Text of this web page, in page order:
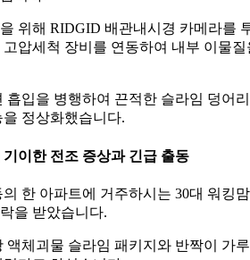
위해 RIDGID 배관내시경 카메라를
압세척 장비를 연동하여 내부 이물질
흡입을 병행하여 끈적한 슬라임 덩어
정상화했습니다.
이한 전조 증상과 긴급 출동
한 아파트에 거주하시는 30대 워킹맘
을 받았습니다.
액체괴물 슬라임 패키지와 반짝이 가